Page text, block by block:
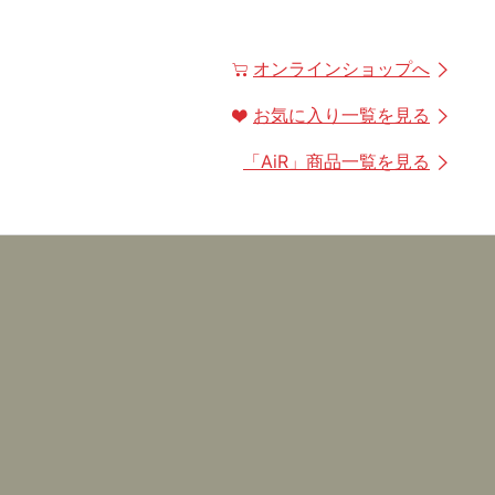
オンラインショップへ
お気に入り一覧を見る
「AiR 」商品一覧を見る